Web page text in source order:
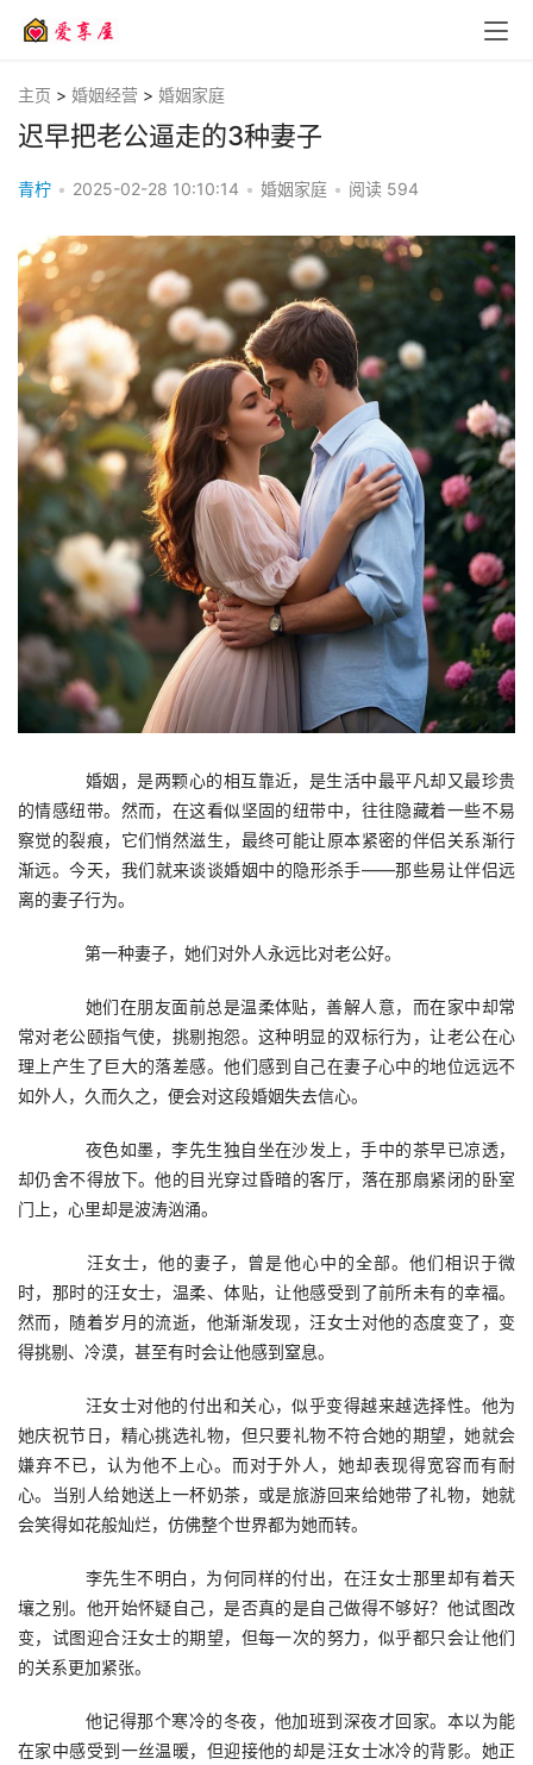
主页 > 婚姻经营 > 婚姻家庭
迟早把老公逼走的3种妻子
青柠 • 2025-02-28 10:10:14 • 婚姻家庭 • 阅读 594
婚姻，是两颗心的相互靠近，是生活中最平凡却又最珍贵
的情感纽带。然而，在这看似坚固的纽带中，往往隐藏着一些不易
察觉的裂痕，它们悄然滋生，最终可能让原本紧密的伴侣关系渐行
渐远。今天，我们就来谈谈婚姻中的隐形杀手——那些易让伴侣远
离的妻子行为。
第一种妻子，她们对外人永远比对老公好。
她们在朋友面前总是温柔体贴，善解人意，而在家中却常
常对老公颐指气使，挑剔抱怨。这种明显的双标行为，让老公在心
理上产生了巨大的落差感。他们感到自己在妻子心中的地位远远不
如外人，久而久之，便会对这段婚姻失去信心。
夜色如墨，李先生独自坐在沙发上，手中的茶早已凉透，
却仍舍不得放下。他的目光穿过昏暗的客厅，落在那扇紧闭的卧室
门上，心里却是波涛汹涌。
汪女士，他的妻子，曾是他心中的全部。他们相识于微
时，那时的汪女士，温柔、体贴，让他感受到了前所未有的幸福。
然而，随着岁月的流逝，他渐渐发现，汪女士对他的态度变了，变
得挑剔、冷漠，甚至有时会让他感到窒息。
汪女士对他的付出和关心，似乎变得越来越选择性。他为
她庆祝节日，精心挑选礼物，但只要礼物不符合她的期望，她就会
嫌弃不已，认为他不上心。而对于外人，她却表现得宽容而有耐
心。当别人给她送上一杯奶茶，或是旅游回来给她带了礼物，她就
会笑得如花般灿烂，仿佛整个世界都为她而转。
李先生不明白，为何同样的付出，在汪女士那里却有着天
壤之别。他开始怀疑自己，是否真的是自己做得不够好？他试图改
变，试图迎合汪女士的期望，但每一次的努力，似乎都只会让他们
的关系更加紧张。
他记得那个寒冷的冬夜，他加班到深夜才回家。本以为能
在家中感受到一丝温暖，但迎接他的却是汪女士冰冷的背影。她正